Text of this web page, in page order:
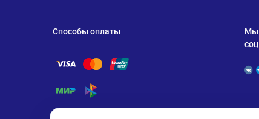
Способы оплаты
Помощь по оплате Visa
Помощь по оплате Mastercard
Помощь по оплате UnionPay
Помощь по оплате Мир
Помощь по оплате СБП
Мы